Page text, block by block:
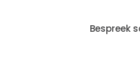
Bespreek